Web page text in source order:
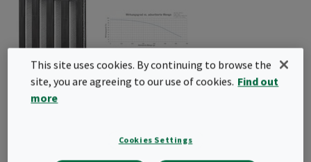
CityCarb I
Partikel- und Molekularfiltration zur Abscheidung
This site uses cookies. By continuing to browse the
site, you are agreeing to our use of cookies. Find out
more
Cookies Settings